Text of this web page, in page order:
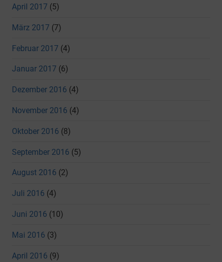
April 2017 (5)
März 2017 (7)
Februar 2017 (4)
Januar 2017 (6)
Dezember 2016 (4)
November 2016 (4)
Oktober 2016 (8)
September 2016 (5)
August 2016 (2)
Juli 2016 (4)
Juni 2016 (10)
Mai 2016 (3)
April 2016 (9)